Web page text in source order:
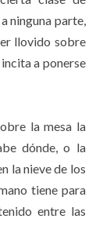
ninguna parte,
llovido sobre
a ponerse
la mesa la
dónde, o la
la nieve de los
tiene para
entre las